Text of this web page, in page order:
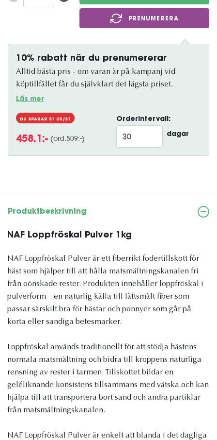
PRENUMERERA
10% rabatt när du prenumererar
Alltid bästa pris - om varan är på kampanj vid
köptillfället får du självklart det lägsta priset.
Läs mer
DU SPARAR 51 KR/ST
458.1 :- (ord.509:-)
Orderintervall:
dagar
Produktbeskrivning
NAF Loppfröskal Pulver 1kg
NAF Loppfröskal Pulver är ett fiberrikt fodertillskott för
häst som hjälper till att hålla matsmältningskanalen fri
från oönskade rester. Produkten innehåller loppfröskal i
pulverform – en naturlig källa till lättsmält fiber som
passar särskilt bra för hästar och ponnyer som går på
korta eller sandiga betesmarker.
Loppfröskal används traditionellt för att stödja hästens
normala matsmältning och bidra till kroppens naturliga
rensning av rester i tarmen. Tillskottet bildar en
geléliknande konsistens tillsammans med vätska och kan
hjälpa till att transportera bort sand och andra partiklar
från matsmältningskanalen.
NAF Loppfröskal Pulver är enkelt att blanda i det dagliga